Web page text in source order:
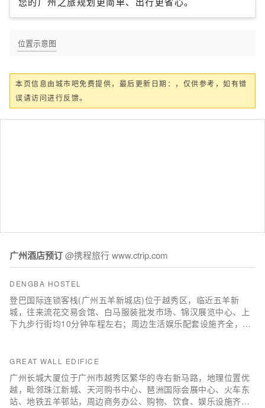
位置示意图
本页信息由城市吧免费提供，最后更新日期：，仅供参考，如有错
误请访问进行反馈。
广州酒店预订@携程旅行 www.ctrip.com
DENGBA HOSTEL
登巴国际连锁客栈(广州五羊新城店)位于越秀区，临近五羊新
城，往来流花交易会馆、白马服装批发市场、锦汉展览中心、上
下九步行街均10分钟车程左右；周边生活娱乐配套设施齐全，有
GREAT WALL EDIFICE
广州长城大厦位于广州市越秀区繁华的寺右新马路，地理位置优
越，毗邻珠江新城、天河购书中心、琶洲国际会展中心、火车东
站、地铁五羊邨站，周边商务办公、购物、饮食、娱乐设施齐